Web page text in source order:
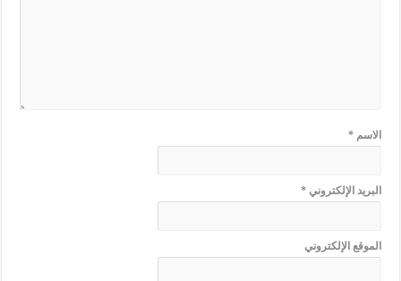
الاسم*
البريد الإلكتروني*
الموقع الإلكتروني